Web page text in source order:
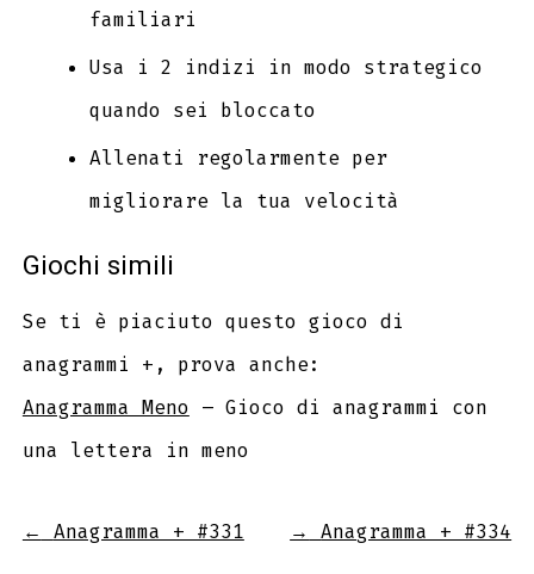
familiari
Usa i 2 indizi in modo strategico
quando sei bloccato
Allenati regolarmente per
migliorare la tua velocità
Giochi simili
Se ti è piaciuto questo gioco di
anagrammi +, prova anche:
Anagramma Meno – Gioco di anagrammi con
una lettera in meno
← Anagramma + #331 → Anagramma + #334